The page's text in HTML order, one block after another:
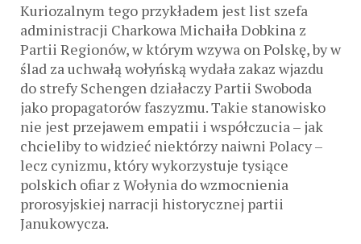
Kuriozalnym tego przykładem jest list szefa
administracji Charkowa Michaiła Dobkina z
Partii Regionów, w którym wzywa on Polskę, by w
ślad za uchwałą wołyńską wydała zakaz wjazdu
do strefy Schengen działaczy Partii Swoboda
jako propagatorów faszyzmu. Takie stanowisko
nie jest przejawem empatii i współczucia – jak
chcieliby to widzieć niektórzy naiwni Polacy –
lecz cynizmu, który wykorzystuje tysiące
polskich ofiar z Wołynia do wzmocnienia
prorosyjskiej narracji historycznej partii
Janukowycza.